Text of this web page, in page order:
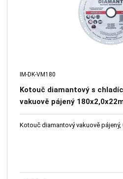
IM-DK-VM180
Kotouč diamantový s
vakuově pájený
Kotouč diamantový vakuově pájený,